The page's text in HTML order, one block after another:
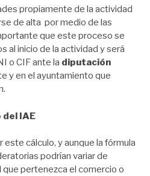
propiamente de la actividad
de alta por medio de las
que este proceso se
al inicio de la actividad y será
o CIF ante la diputación
y en el ayuntamiento que
del IAE
este cálculo, y aunque la fórmula
podrían variar de
pertenezca el comercio o